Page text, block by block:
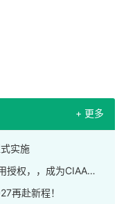
+ 更多
实施
CIAA合格抗菌材料供应商
再赴新程！